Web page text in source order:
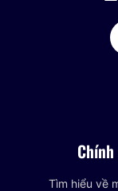
Tìm hiểu về